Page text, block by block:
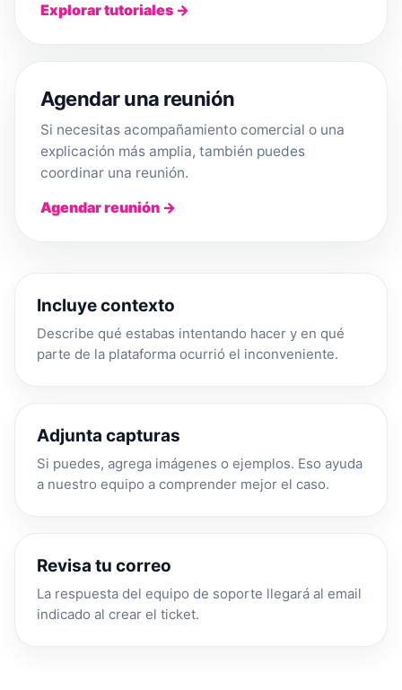
Explorar tutoriales →
Agendar una reunión
Si necesitas acompañamiento comercial o una
explicación más amplia, también puedes
coordinar una reunión.
Agendar reunión →
Incluye contexto
Describe qué estabas intentando hacer y en qué
parte de la plataforma ocurrió el inconveniente.
Adjunta capturas
Si puedes, agrega imágenes o ejemplos. Eso ayuda
a nuestro equipo a comprender mejor el caso.
Revisa tu correo
La respuesta del equipo de soporte llegará al email
indicado al crear el ticket.